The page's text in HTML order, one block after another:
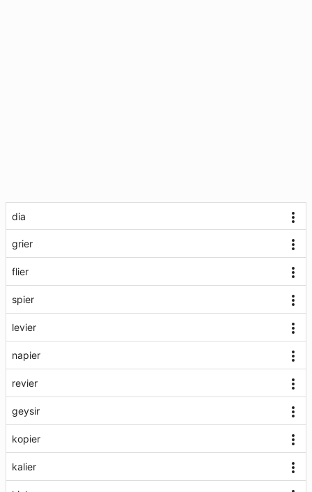
dia
grier
flier
spier
levier
napier
revier
geysir
kopier
kalier